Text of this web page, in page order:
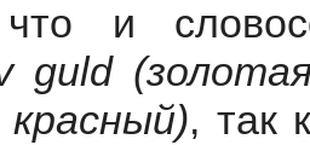
что и
guld
, так